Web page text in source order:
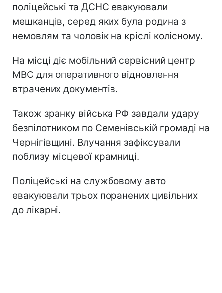
поліцейські та ДСНС евакуювали
мешканців, серед яких була родина з
немовлям та чоловік на кріслі колісному.
На місці діє мобільний сервісний центр
МВС для оперативного відновлення
втрачених документів.
Також зранку війська РФ завдали удару
безпілотником по Семенівській громаді на
Чернігівщині. Влучання зафіксували
поблизу місцевої крамниці.
Поліцейські на службовому авто
евакуювали трьох поранених цивільних
до лікарні.